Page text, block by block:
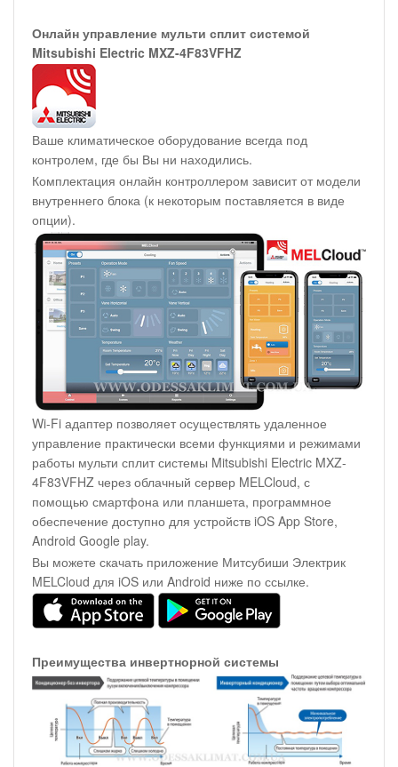
Онлайн управление мульти сплит системой
Mitsubishi Electric MXZ-4F83VFHZ
Ваше климатическое оборудование всегда под
контролем, где бы Вы ни находились.
Комплектация онлайн контроллером зависит от модели
внутреннего блока (к некоторым поставляется в виде
опции).
Wi-Fi адаптер позволяет осуществлять удаленное
управление практически всеми функциями и режимами
работы мульти сплит системы Mitsubishi Electric MXZ-
4F83VFHZ через облачный сервер MELCloud, с
помощью смартфона или планшета, программное
обеспечение доступно для устройств iOS App Store,
Android Google play.
Вы можете скачать приложение Митсубиши Электрик
MELCloud для iOS или Android ниже по ссылке.
Преимущества инвертнорной системы